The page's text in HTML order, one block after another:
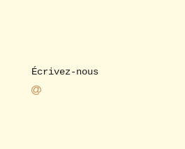
Écrivez-nous